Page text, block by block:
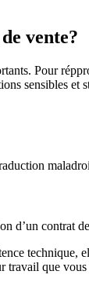
vente?
Pour
sensibles
d’un contrat
travail que